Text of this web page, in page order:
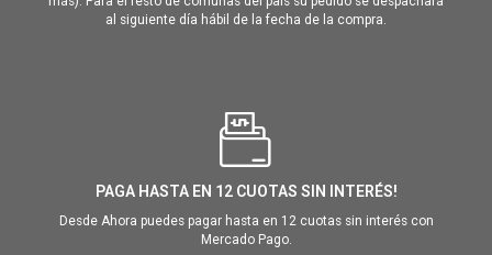
al siguiente día hábil de la fecha de la compra.
PAGA HASTA EN 12 CUOTAS SIN INTERÉS!
Desde Ahora puedes pagar hasta en 12 cuotas sin interés con
Mercado Pago.